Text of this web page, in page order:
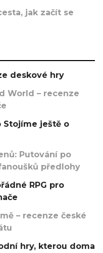
jak začít se
deskové hry
World – recenze
Stojíme ještě o
Putování po
předlohy
RPG pro
– recenze české
hry, kterou doma